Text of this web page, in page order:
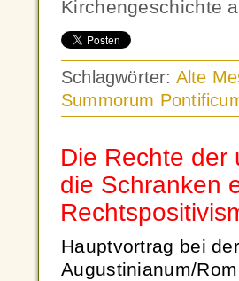
Kirchengeschichte
Schlagwörter: Alte
Summorum
Die Rechte der
die Schranken
Hauptvortrag bei
Augustinianum/